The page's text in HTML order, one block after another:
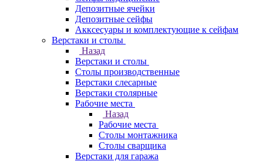
Депозитные ячейки
Депозитные сейфы
Акксесуары и комплектующие к сейфам
Верстаки и столы
Назад
Верстаки и столы
Столы производственные
Верстаки слесарные
Верстаки столярные
Рабочие места
Назад
Рабочие места
Столы монтажника
Столы сварщика
Верстаки для гаража